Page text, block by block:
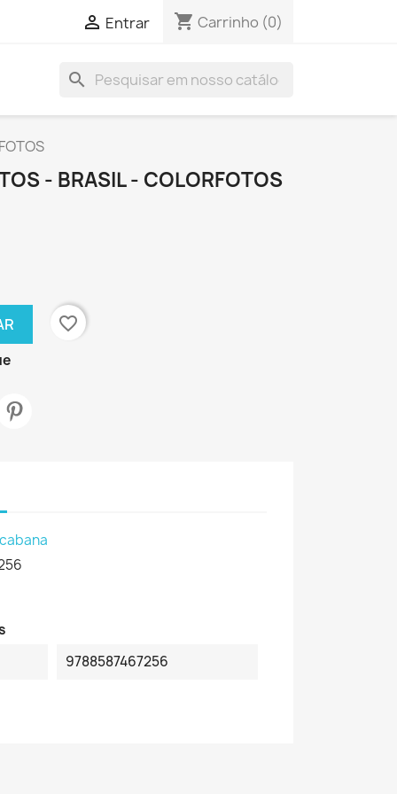
 Entrar shopping_cart Carrinho (0)
search
- BRASIL - COLORFOTOS
favorite_border
9788587467256